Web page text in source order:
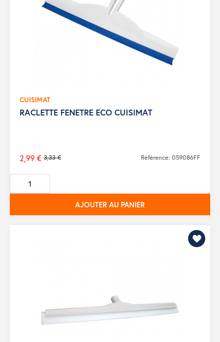
CUISIMAT
RACLETTE FENETRE ECO CUISIMAT
Prix
de
base
3,33 €
2,99 € Référence: 059086FF
AJOUTER AU PANIER